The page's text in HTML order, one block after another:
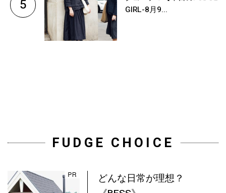
5
GIRL-8月9...
FUDGE CHOICE
どんな日常が理想？